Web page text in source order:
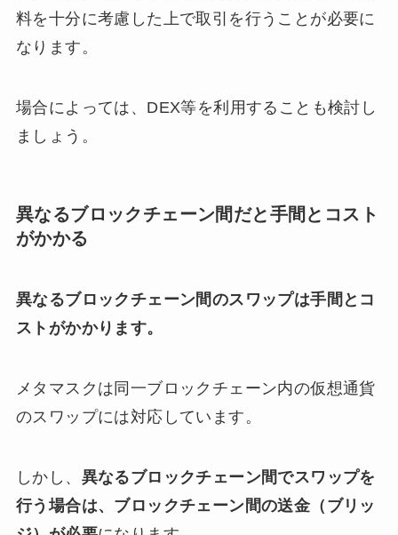
料を十分に考慮した上で取引を行うことが必要に
なります。
場合によっては、DEX等を利用することも検討し
ましょう。
異なるブロックチェーン間だと手間とコスト
がかかる
異なるブロックチェーン間のスワップは手間とコ
ストがかかります。
メタマスクは同一ブロックチェーン内の仮想通貨
のスワップには対応しています。
しかし、 異なるブロックチェーン間でスワップを
行う場合は、ブロックチェーン間の送金（ブリッ